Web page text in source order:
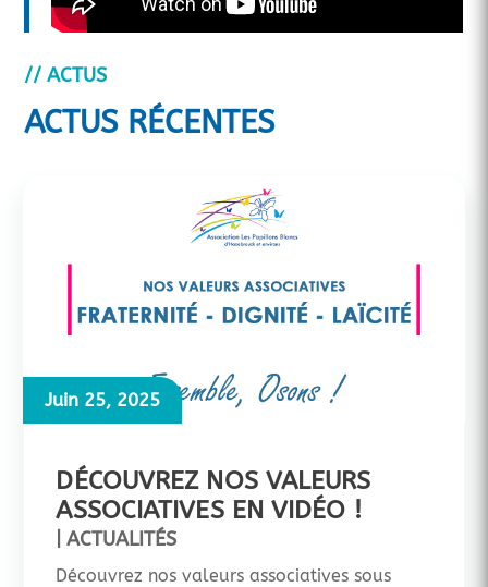
// ACTUS
ACTUS RÉCENTES
Juin 25, 2025
DÉCOUVREZ NOS VALEURS
ASSOCIATIVES EN VIDÉO !
|ACTUALITÉS
Découvrez nos valeurs associatives sous